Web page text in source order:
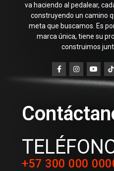
va haciendo al pedalear,
construyendo un camino
meta que buscamos. Es
marca única, tiene su
construimos
+57 300 000